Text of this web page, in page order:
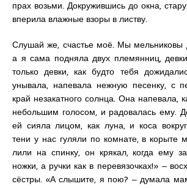
прах возьми. Докружившись до окна,
вперила влажные взоры в листву.
Слушай же, счастье моё. Мы мельниковы
а я сама подняла двух племянниц,
только девки, как будто тебя
унывала, напевала нежную песенку, с
край незакатного солнца. Она напевала,
небольшим голосом, и радовалась ему.
ей сияла лицом, как луна, и коса
тени у нас гуляли по комнате, в корыте
лили на спинку, он крякал, когда ему
ножки, а ручки как в перевязочках!» ‒
сёстры. «А слышите, я пою? ‒ думала